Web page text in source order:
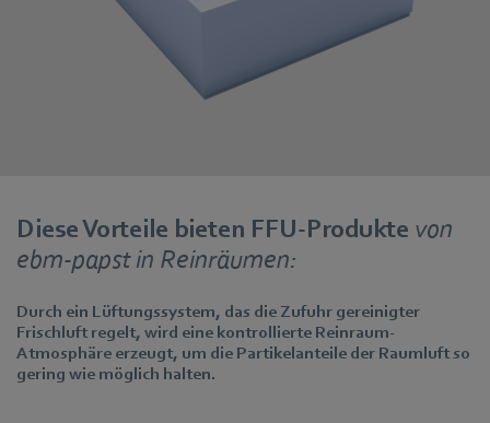
Diese Vorteile bieten FFU-Produkte von
ebm‑papst in Reinräumen:
Durch ein Lüftungssystem, das die Zufuhr gereinigter
Frischluft regelt, wird eine kontrollierte Reinraum-
Atmosphäre erzeugt, um die Partikelanteile der Raumluft so
gering wie möglich halten.